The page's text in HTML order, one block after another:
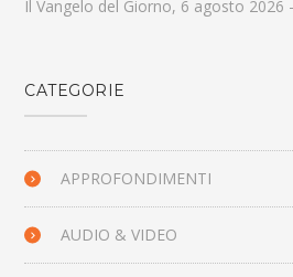
Il Vangelo del Giorno, 6 agosto 2026
CATEGORIE
APPROFONDIMENTI
AUDIO & VIDEO